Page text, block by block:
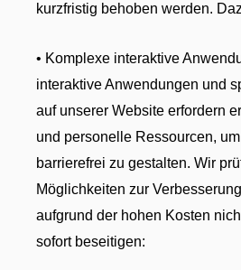
kurzfristig behoben werden.
• Komplexe interaktive
interaktive Anwendungen und
auf unserer Website erfordern
und personelle Ressourcen,
barrierefrei zu gestalten. Wir
Möglichkeiten zur
aufgrund der hohen Kosten
sofort beseitigen: